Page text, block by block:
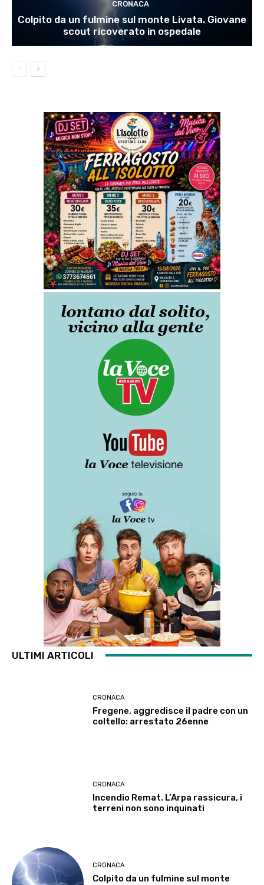
CRONACA
Colpito da un fulmine sul monte Livata. Giovane
scout ricoverato in ospedale
ULTIMI ARTICOLI
CRONACA
Fregene, aggredisce il padre con un
coltello: arrestato 26enne
CRONACA
Incendio Remat. L’Arpa rassicura, i
terreni non sono inquinati
CRONACA
Colpito da un fulmine sul monte